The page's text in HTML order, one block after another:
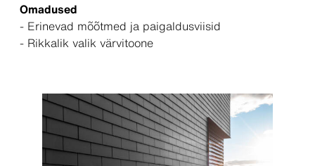
Omadused
- Erinevad mõõtmed ja paigaldusviisid
- Rikkalik valik värvitoone